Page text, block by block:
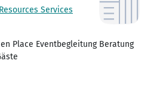
Services
Place Eventbegleitung Beratung